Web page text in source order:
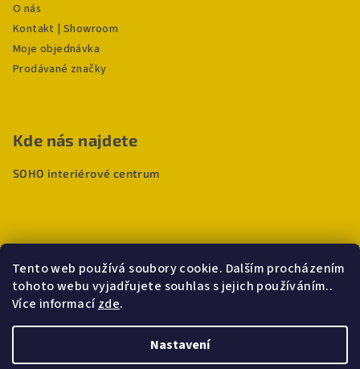
Tento web používá soubory cookie. Dalším procházením
tohoto webu vyjadřujete souhlas s jejich používáním..
Více informacízde.
Nastavení
O nás
Kontakt | Showroom
Moje objednávka
Prodávané značky
Kde nás najdete
SOHO interiérové centrum